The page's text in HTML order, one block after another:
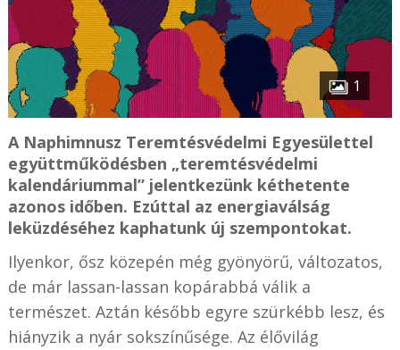
1
A Naphimnusz Teremtésvédelmi Egyesülettel
együttműködésben „teremtésvédelmi
kalendáriummal” jelentkezünk kéthetente
azonos időben. Ezúttal az energiaválság
leküzdéséhez kaphatunk új szempontokat.
Ilyenkor, ősz közepén még gyönyörű, változatos,
de már lassan-lassan kopárabbá válik a
természet. Aztán később egyre szürkébb lesz, és
hiányzik a nyár sokszínűsége. Az élővilág